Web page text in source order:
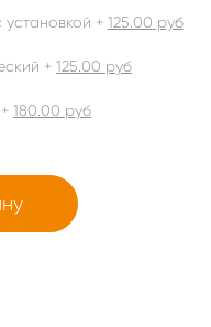
+ 125.00 руб
+ 125.00 руб
180.00 руб